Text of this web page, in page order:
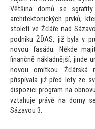
Většina domů se
architektonických prvků,
století ve Žďáře nad
podniku ŽĎAS, již byla v
novou fasádu. Někde
finančně nákladnější, jinde
novou omítkou. Žďárská
přispívala již před lety ze
dispozici program na
vztahuje právě na domy
Sázavou 3.